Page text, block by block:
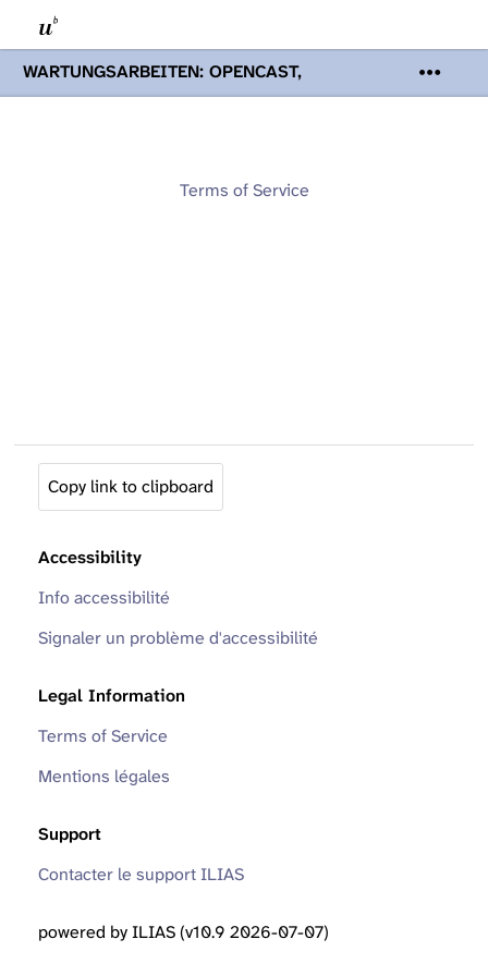
WARTUNGSARBEITEN: OPENCAST,
PODCASTS & TOBIRA
Mi 19. August
Opencast-Videos und Tobira nicht zur
Terms of Service
Copy link to clipboard
Accessibility
Info accessibilité
Signaler un problème d'accessibilité
Legal Information
Terms of Service
Mentions légales
Support
Contacter le support ILIAS
powered by ILIAS (v10.9 2026-07-07)